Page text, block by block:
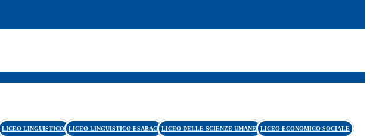
LICEO LINGUISTICO LICEO LINGUISTICO ESABAC LICEO DELLE SCIENZE UMANE LICEO ECONOMICO-SOCIALE